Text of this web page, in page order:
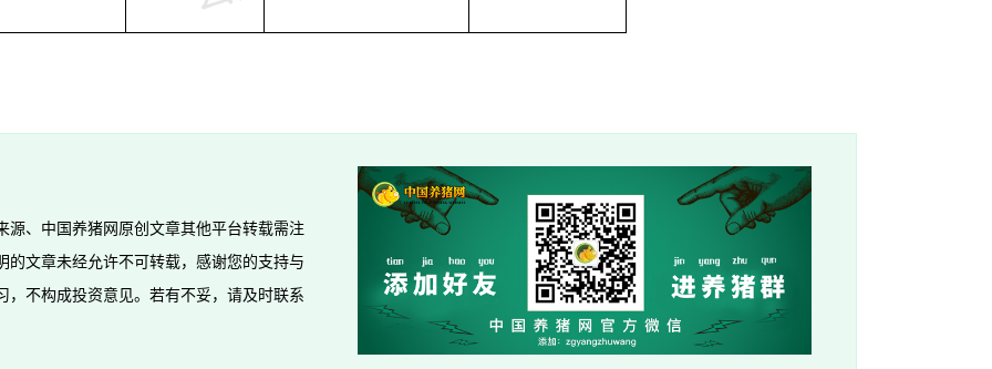
、中国养猪网原创文章其他平台转载需注
文章未经允许不可转载，感谢您的支持与
不构成投资意见。若有不妥，请及时联系